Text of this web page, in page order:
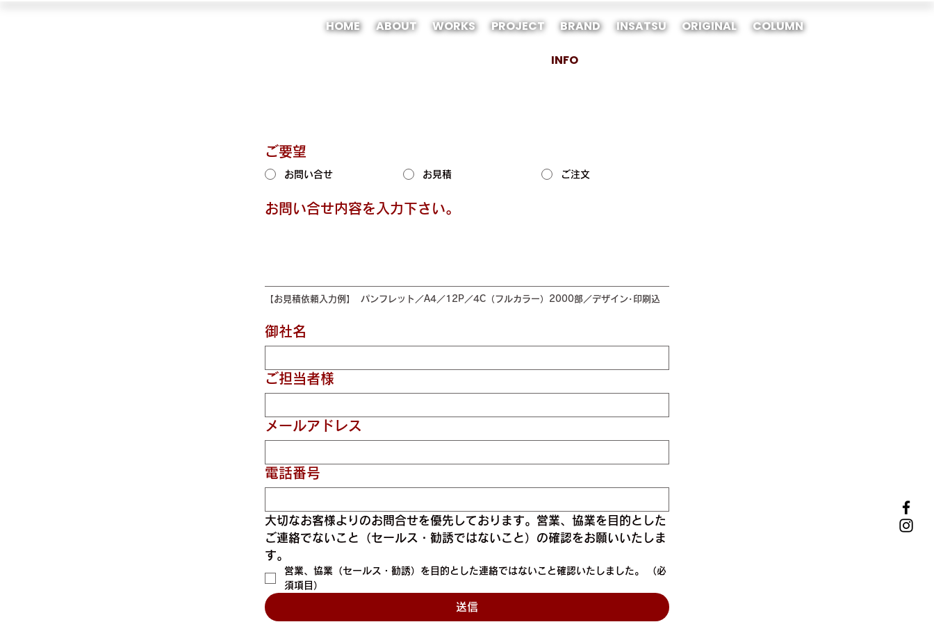
HOME ABOUT WORKS PROJECT BRAND INSATSU ORIGINAL COLUMN
INFO
ご要望
お問い合せ お見積 ご注文
お問い合せ内容を入力下さい。
【お見積依頼入力例】  パンフレット／A4／12P／4C（フルカラー）2000部／デザイン･印刷込
御社名
ご担当者様
メールアドレス
電話番号
大切なお客様よりのお問合せを優先しております。営業、協業を目的とした
ご連絡でないこと（セールス・勧誘ではないこと）の確認をお願いいたしま
す。
営業、協業（セールス・勧誘）を目的とした連絡ではないこと確認いたしました。
（必
須項目）
送信